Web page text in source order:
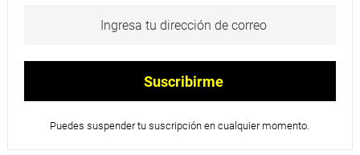
Puedes suspender tu suscripción en cualquier momento.